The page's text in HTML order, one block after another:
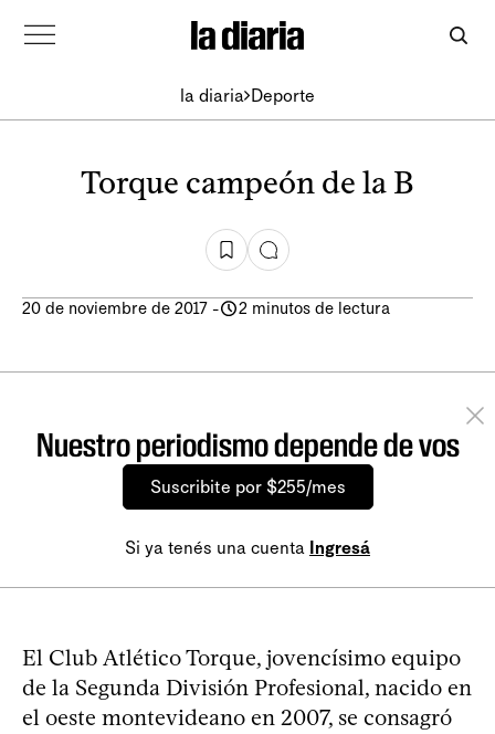
la diaria Deporte
Torque campeón de la B
20 de noviembre de 2017 - 2 minutos de lectura
Nuestro periodismo depende de vos
Suscribite por $255/mes
Si ya tenés una cuenta Ingresá
El Club Atlético Torque, jovencísimo equipo
de la Segunda División Profesional, nacido en
el oeste montevideano en 2007, se consagró